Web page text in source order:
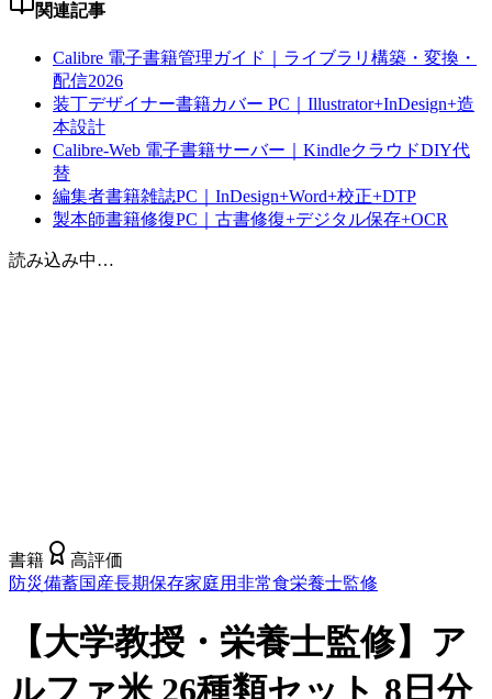
関連記事
Calibre 電子書籍管理ガイド｜ライブラリ構築・変換・
配信2026
装丁デザイナー書籍カバー PC｜Illustrator+InDesign+造
本設計
Calibre-Web 電子書籍サーバー｜KindleクラウドDIY代
替
編集者書籍雑誌PC｜InDesign+Word+校正+DTP
製本師書籍修復PC｜古書修復+デジタル保存+OCR
読み込み中…
書籍
高評価
防災備蓄国産長期保存家庭用非常食栄養士監修
【大学教授・栄養士監修】ア
ルファ米 26種類セット 8日分